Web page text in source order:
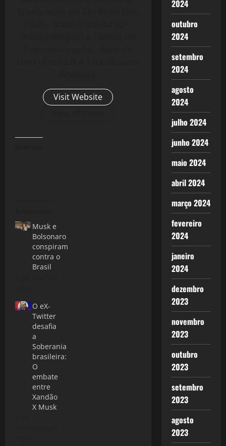
Visit Website
Musk e
Bolsonaro
conspiram
contra o
Brasil
O eX-
Twitter
desafia
a
Soberania
brasileira:
O
embate
entre
Xandão
X Musk
2024
outubro
2024
setembro
2024
agosto
2024
julho 2024
junho 2024
maio 2024
abril 2024
março 2024
fevereiro
2024
janeiro
2024
dezembro
2023
novembro
2023
outubro
2023
setembro
2023
agosto
2023